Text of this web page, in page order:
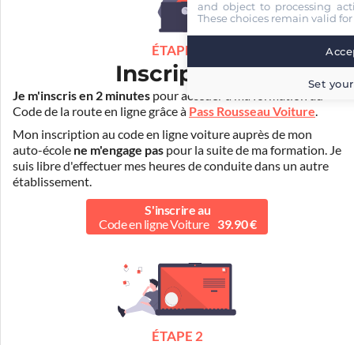
ÉTAPE 1
Inscription
Je m'inscris en 2 minutes pour accéder à ma formation au
Code de la route en ligne grâce à Pass Rousseau Voiture.
Mon inscription au code en ligne voiture auprès de mon
auto-école ne m'engage pas pour la suite de ma formation. Je
suis libre d'effectuer mes heures de conduite dans un autre
établissement.
S'inscrire au
Code en ligne Voiture
39.90 €
ÉTAPE 2
and object to processing
These choices remain valid
Set